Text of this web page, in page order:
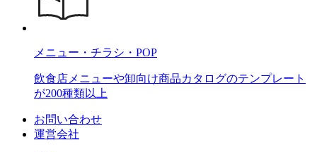
メニュー・チラシ・POP
飲食店メニューや卸向け商品カタログのテンプレート
が200種類以上
お問い合わせ
運営会社